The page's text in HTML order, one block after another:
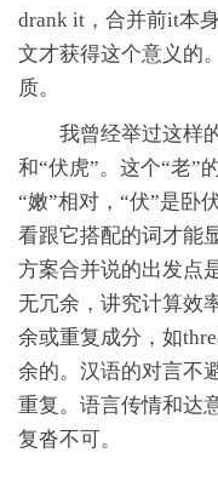
drank it，合并前it本
文才获得这个意义的
质。
我曾经举过这样的
和“伏虎”。这个“老”
“嫩”相对，“伏”是卧
看跟它搭配的词才能
方案合并说的出发点
无冗余，讲究计算效
余或重复成分，如
余的。汉语的对言不
重复。语言传情和达
复沓不可。